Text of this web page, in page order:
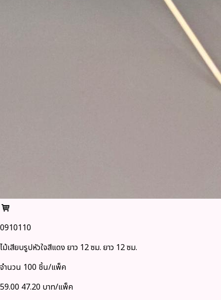
0910110
ไม้เสียบรูปหัวใจสีแดง ยาว 12 ซม. ยาว 12 ซม.
จำนวน 100 ชิ้น/แพ็ค
59.00 47.20 บาท/แพ็ค